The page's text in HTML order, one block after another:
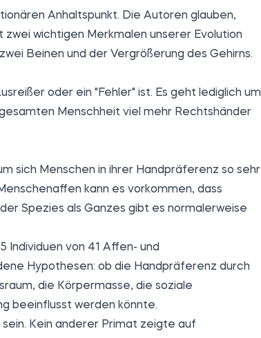
Anhaltspunkt. Die Autoren glauben,
wichtigen Merkmalen unserer Evolution
Beinen und der Vergrößerung des Gehirns.
oder ein "Fehler" ist. Es geht lediglich um
Menschheit viel mehr Rechtshänder
sich Menschen in ihrer Handpräferenz so sehr
kann es vorkommen, dass
Spezies als Ganzes gibt es normalerweise
Individuen von 41 Affen- und
Hypothesen: ob die Handpräferenz durch
die Körpermasse, die soziale
beeinflusst werden könnte.
Kein anderer Primat zeigte auf